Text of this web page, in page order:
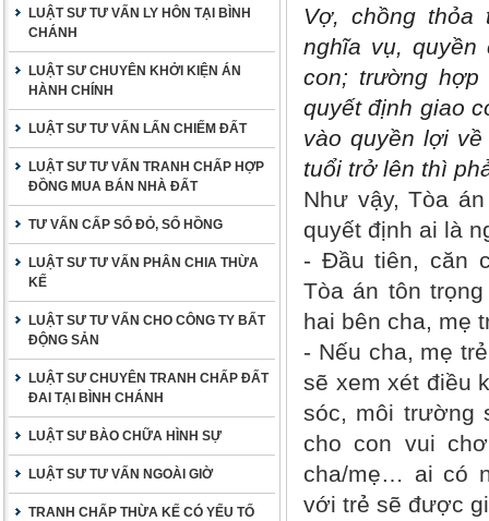
LUẬT SƯ TƯ VẤN LY HÔN TẠI BÌNH
CHÁNH
LUẬT SƯ CHUYÊN KHỞI KIỆN ÁN
HÀNH CHÍNH
LUẬT SƯ TƯ VẤN LẤN CHIẾM ĐẤT
LUẬT SƯ TƯ VẤN TRANH CHẤP HỢP
ĐỒNG MUA BÁN NHÀ ĐẤT
TƯ VẤN CẤP SỔ ĐỎ, SỔ HỒNG
LUẬT SƯ TƯ VẤN PHÂN CHIA THỪA
KẾ
LUẬT SƯ TƯ VẤN CHO CÔNG TY BẤT
ĐỘNG SẢN
LUẬT SƯ CHUYÊN TRANH CHẤP ĐẤT
ĐAI TẠI BÌNH CHÁNH
LUẬT SƯ BÀO CHỮA HÌNH SỰ
LUẬT SƯ TƯ VẤN NGOÀI GIỜ
TRANH CHẤP THỪA KẾ CÓ YẾU TỐ
Vợ, chồng
nghĩa vụ,
con; trường
quyết định giao
vào quyền lợi
tuổi trở lên thì
Như vậy, Tòa
quyết định ai là
- Đầu tiên, căn
Tòa án tôn
hai bên cha, mẹ
- Nếu cha, mẹ
sẽ xem xét điều
sóc, môi trường
cho con vui
cha/mẹ… ai có
với trẻ sẽ được